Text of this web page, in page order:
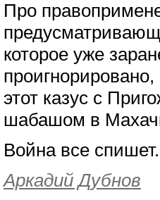
Про
которое уже
этот казус с
шабашом в
Война все спишет.
Аркадий Дубнов